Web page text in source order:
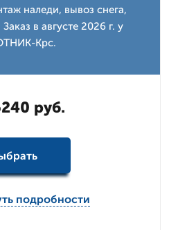
наледи, вывоз снега,
в августе 2026 г. у
Крс.
руб.
подробности